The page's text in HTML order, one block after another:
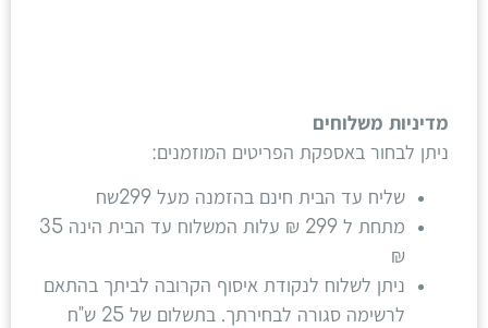
מדיניות משלוחים
ניתן לבחור באספקת הפריטים המוזמנים:
שליח עד הבית חינם בהזמנה מעל 299שח
מתחת ל 299 ₪ עלות המשלוח עד הבית הינה 35
₪
ניתן לשלוח לנקודת איסוף הקרובה לביתך בהתאם
לרשימה סגורה לבחירתך. בתשלום של 25 ש"ח